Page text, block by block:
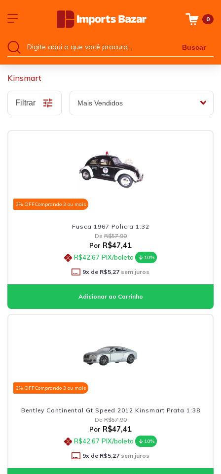
0
Buscar
Kinsmart
Filtrar
3% OFFComprando 3 ou mais
Fusca 1967 Policia 1:32
De R$57,90
Por R$47,41
R$42,67 PIX/boleto 10%
9x de R$5,27 sem juros
3% OFFComprando 3 ou mais
Bentley Continental Gt Speed 2012 Kinsmart Prata 1:38
De R$57,90
Por R$47,41
R$42,67 PIX/boleto 10%
9x de R$5,27 sem juros